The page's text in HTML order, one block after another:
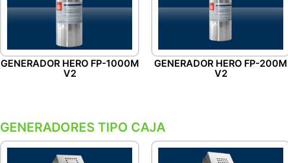
GENERADOR HERO FP-1000M
V2
GENERADOR HERO FP-200M
V2
GENERADORES TIPO CAJA